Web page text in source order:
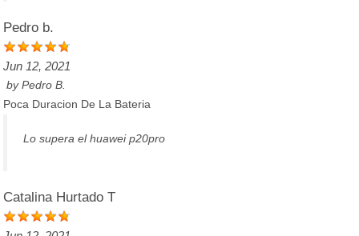
Pedro b.
Jun 12, 2021
byPedro B.
Poca Duracion De La Bateria
Lo supera el huawei p20pro
Catalina Hurtado T